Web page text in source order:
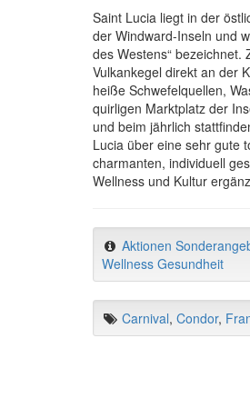
Saint Lucia liegt in der
der Windward-Inseln und
des Westens“ bezeichnet.
Vulkankegel direkt an der
heiße Schwefelquellen,
quirligen Marktplatz der
und beim jährlich
Lucia über eine sehr gute
charmanten, individuell
Wellness und Kultur
Aktionen
Wellness Gesundheit
Carnival, Condor,